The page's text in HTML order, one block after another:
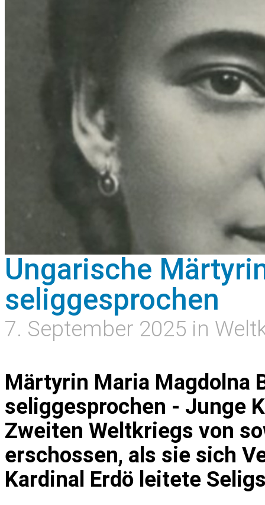
Ungarische
seliggesprochen
7. September 2025 in
Märtyrin Maria Magdolna
seliggesprochen - Junge
Zweiten Weltkriegs von
erschossen, als sie sich
Kardinal Erdö leitete